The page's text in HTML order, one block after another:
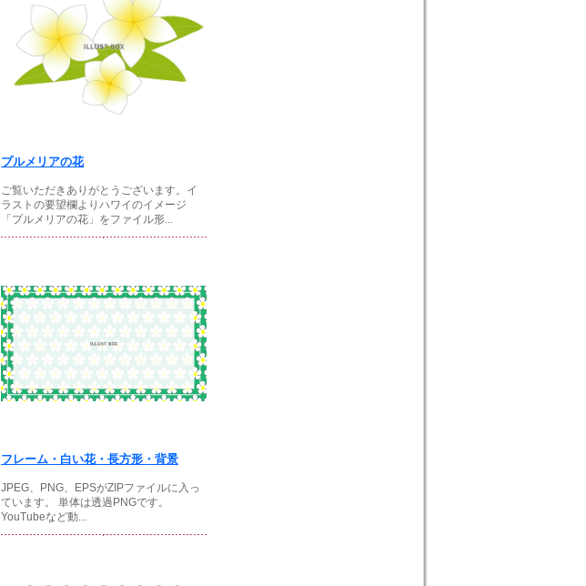
プルメリアの花
ご覧いただきありがとうございます。イ
ラストの要望欄よりハワイのイメージ
「プルメリアの花」をファイル形...
フレーム・白い花・長方形・背景
JPEG、PNG、EPSがZIPファイルに入っ
ています。 単体は透過PNGです。
YouTubeなど動...